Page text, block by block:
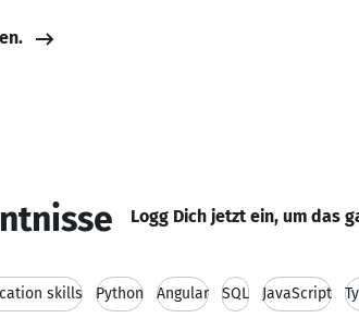
Logg Dich jetzt ein, um das
skills Python Angular SQL JavaScript